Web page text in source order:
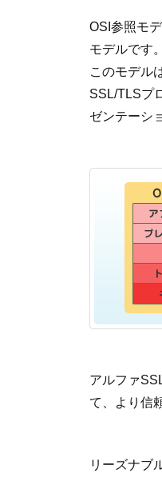
OSI参照モ
モデルです。
このモデル
SSL/TLSプ
ゼンテーシ
アルファ
て、より信
リーズナブ